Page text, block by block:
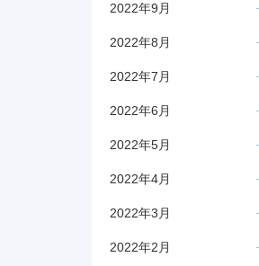
2022年9月
2022年8月
2022年7月
2022年6月
2022年5月
2022年4月
2022年3月
2022年2月